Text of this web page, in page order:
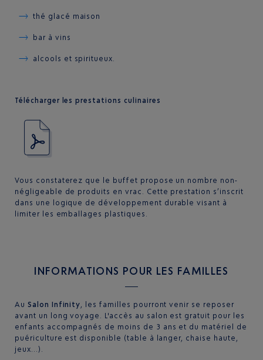
thé glacé maison
bar à vins
alcools et spiritueux.
Télécharger les prestations culinaires
Vous constaterez que le buffet propose un nombre non-
négligeable de produits en vrac. Cette prestation s’inscrit
dans une logique de développement durable visant à
limiter les emballages plastiques.
INFORMATIONS POUR LES FAMILLES
Au Salon Infinity , les familles pourront venir se reposer
avant un long voyage. L'accès au salon est gratuit pour les
enfants accompagnés de moins de 3 ans et du matériel de
puériculture est disponible (table à langer, chaise haute,
jeux…).